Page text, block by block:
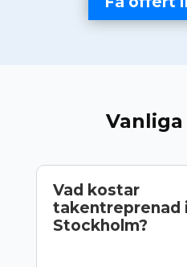
Vad kostar
takentreprenad
Stockholm?